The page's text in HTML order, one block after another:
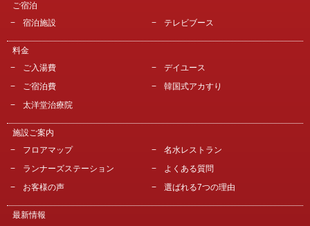
ご宿泊
宿泊施設
テレビブース
料金
ご入湯費
デイユース
ご宿泊費
韓国式アカすり
太洋堂治療院
施設ご案内
フロアマップ
名水レストラン
ランナーズステーション
よくある質問
お客様の声
選ばれる7つの理由
最新情報